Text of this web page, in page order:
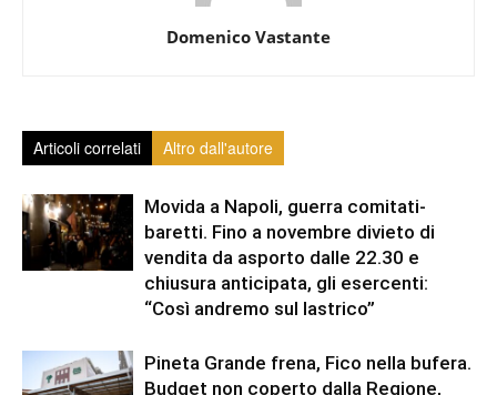
Domenico Vastante
Articoli correlati Altro dall'autore
Movida a Napoli, guerra comitati-
baretti. Fino a novembre divieto di
vendita da asporto dalle 22.30 e
chiusura anticipata, gli esercenti:
“Così andremo sul lastrico”
Pineta Grande frena, Fico nella bufera.
Budget non coperto dalla Regione,